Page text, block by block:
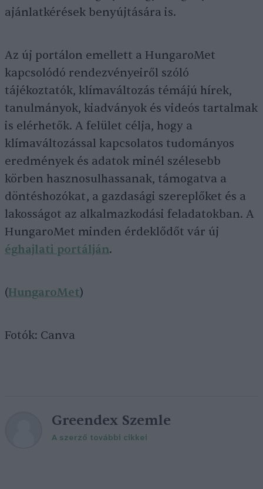
ajánlatkérések benyújtására is.
Az új portálon emellett a HungaroMet
kapcsolódó rendezvényeiről szóló
tájékoztatók, klímaváltozás témájú hírek,
tanulmányok, kiadványok és videós tartalmak
is elérhetők. A felület célja, hogy a
klímaváltozással kapcsolatos tudományos
eredmények és adatok minél szélesebb
körben hasznosulhassanak, támogatva a
döntéshozókat, a gazdasági szereplőket és a
lakosságot az alkalmazkodási feladatokban. A
HungaroMet minden érdeklődőt vár új
éghajlati portálján.
(HungaroMet)
Fotók: Canva
Greendex Szemle
A szerző további cikkei